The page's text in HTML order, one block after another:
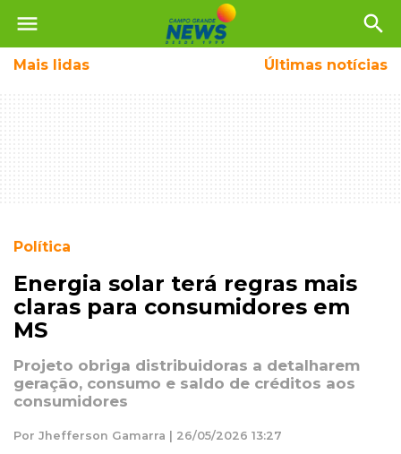
menu search
Mais lidas Últimas notícias
Política
Energia solar terá regras mais
claras para consumidores em
MS
Projeto obriga distribuidoras a detalharem
geração, consumo e saldo de créditos aos
consumidores
Por Jhefferson Gamarra | 26/05/2026 13:27